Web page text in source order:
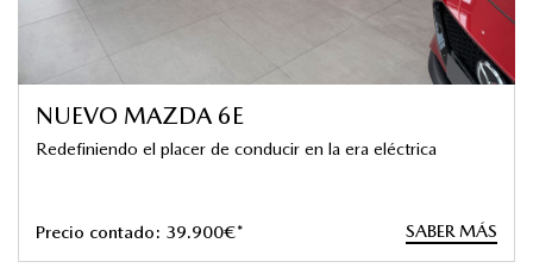
NUEVO MAZDA 6E
Redefiniendo el placer de conducir en la era eléctrica
Precio contado: 39.900€* SABER MÁS